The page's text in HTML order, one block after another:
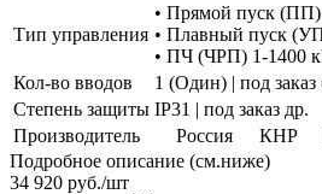
Тип управления
• Прямой пуск
• Плавный пуск
• ПЧ (ЧРП) 1-1400
Кол-во вводов
1 (Один) | под заказ
Степень защиты IP31 | под заказ др.
Производитель
Россия КНР
Подробное описание (см.ниже)
34 920 руб./шт